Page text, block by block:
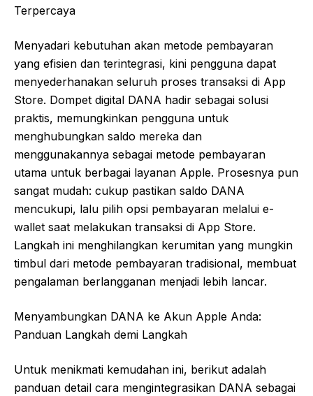
Terpercaya
Menyadari kebutuhan akan metode pembayaran
yang efisien dan terintegrasi, kini pengguna dapat
menyederhanakan seluruh proses transaksi di App
Store. Dompet digital DANA hadir sebagai solusi
praktis, memungkinkan pengguna untuk
menghubungkan saldo mereka dan
menggunakannya sebagai metode pembayaran
utama untuk berbagai layanan Apple. Prosesnya pun
sangat mudah: cukup pastikan saldo DANA
mencukupi, lalu pilih opsi pembayaran melalui e-
wallet saat melakukan transaksi di App Store.
Langkah ini menghilangkan kerumitan yang mungkin
timbul dari metode pembayaran tradisional, membuat
pengalaman berlangganan menjadi lebih lancar.
Menyambungkan DANA ke Akun Apple Anda:
Panduan Langkah demi Langkah
Untuk menikmati kemudahan ini, berikut adalah
panduan detail cara mengintegrasikan DANA sebagai